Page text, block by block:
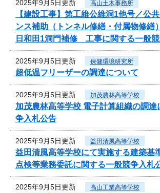
2025年9月5日更新 高山土木事務所
【建設工事】第工維公維洞1他号／公
ンス補助（トンネル修繕・付属物修
日和田1洞門補修 工事に関する一般
2025年9月5日更新 保健環境研究所
超低温フリーザーの調達について
2025年9月5日更新 加茂農林高等学校
加茂農林高等学校 電子計算組織の調達
争入札公告
2025年9月5日更新 益田清風高等学校
益田清風高等学校にて実施する建築基
点検等業務委託に関する一般競争入札
2025年9月5日更新 高山工業高等学校